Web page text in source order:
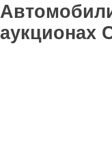
аукционах